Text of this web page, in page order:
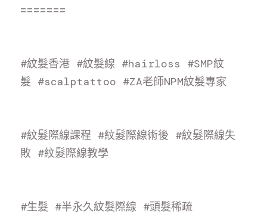
=======
#紋髮香港 #紋髮線 #hairloss #SMP紋
髮 #scalptattoo #ZA老師NPM紋髮專家
#紋髮際線課程 #紋髮際線術後 #紋髮際線失
敗 #紋髮際線教學
#生髮 #半永久紋髮際線 #頭髮稀疏